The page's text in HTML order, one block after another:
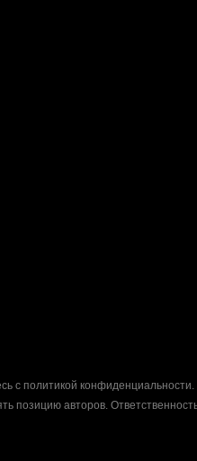
с политикой конфиденциальности.
позицию авторов.